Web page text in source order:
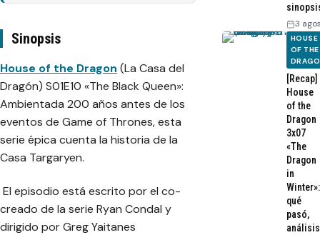
Sinopsis
House of the Dragon (La Casa del
Dragón) S01E10 «The Black Queen»:
Ambientada 200 años antes de los
eventos de Game of Thrones, esta
serie épica cuenta la historia de la
Casa Targaryen.
El episodio está escrito por el co-
creado de la serie Ryan Condal y
dirigido por Greg Yaitanes
3
HOUSE
OF THE
[Recap]
House
of the
Dragon
3x07
«The
Dragon
in
Winter»:
qué
pasó,
análisis